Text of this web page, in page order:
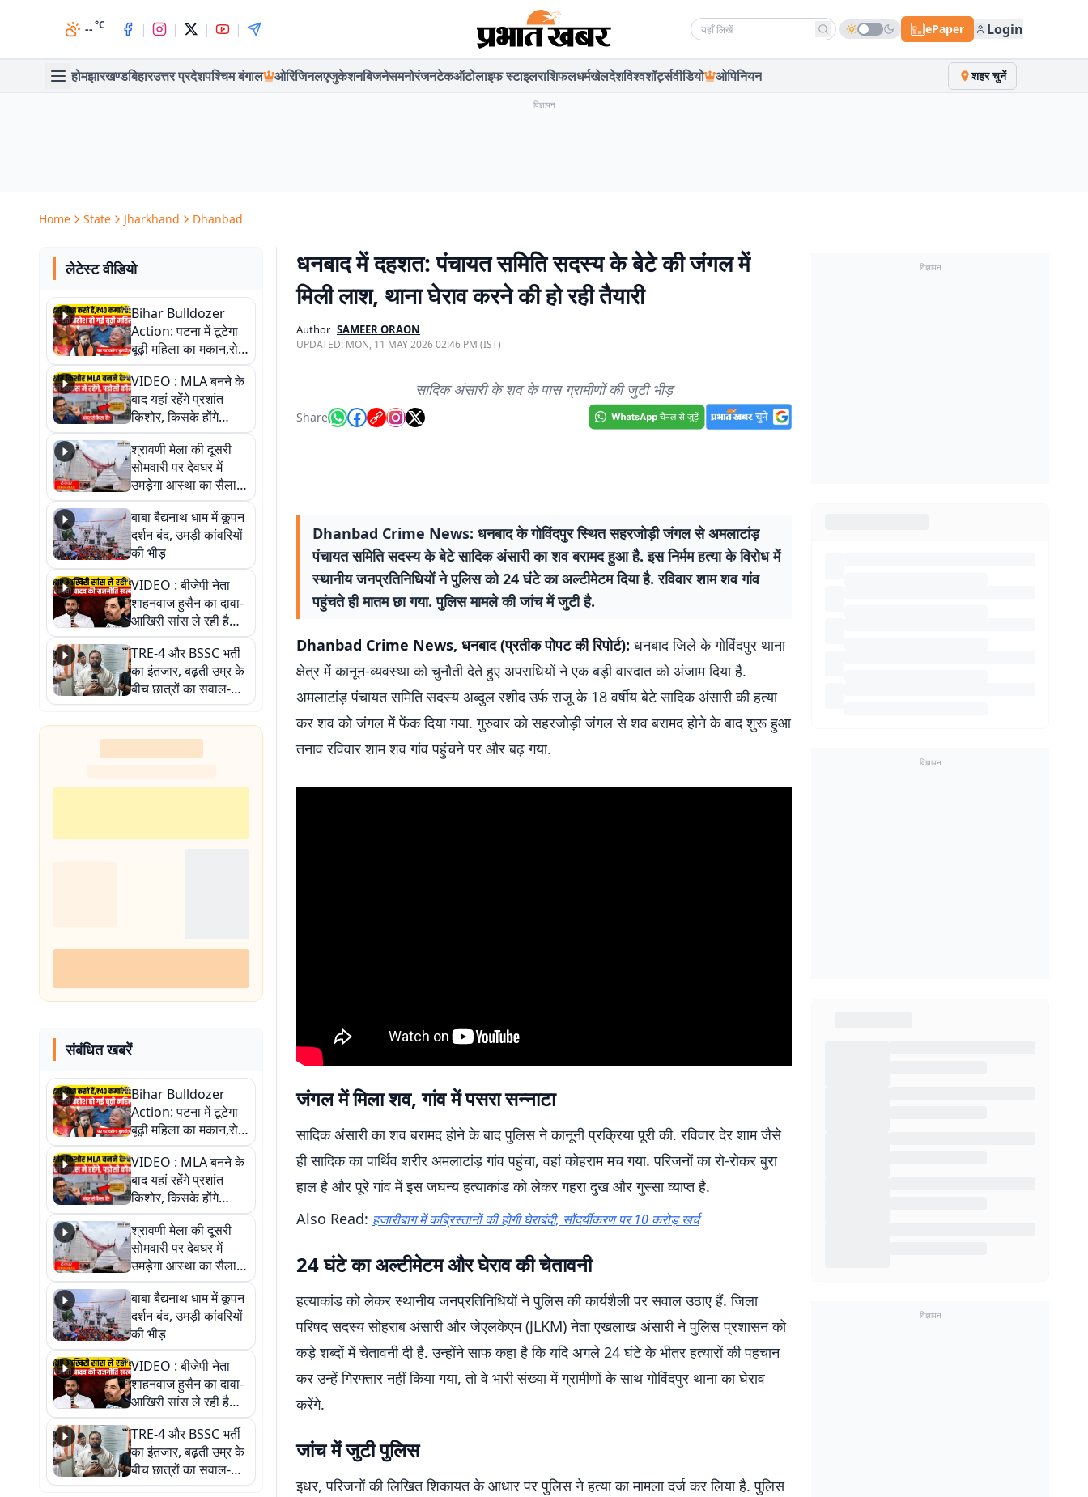
--°C | | | | Search news ePaper Login
होमझारखण्डबिहारउत्तर प्रदेशपश्चिम बंगाल ओरिजिनलएजुकेशनबिजनेसमनोरंजनटेकऑटोलाइफ स्टाइलराशिफलधर्मखेलदेशविश्वशॉर्ट्सवीडियो ओपिनियन शहर चुनें
विज्ञापन
Home State Jharkhand Dhanbad
लेटेस्ट वीडियो
Bihar Bulldozer
Action: पटना में टूटेगा
बूढ़ी महिला का मकान,रोते
रोते हुई बेहोश; वीडियो में
देखिए पूरा मामला
VIDEO : MLA बनने के
बाद यहां रहेंगे प्रशांत
किशोर, किसके होंगे
पड़ोसी? वीडियो में देखिए
कैसा है पीके का नया
ठिकाना
श्रावणी मेला की दूसरी
सोमवारी पर देवघर में
उमड़ेगा आस्था का सैलाब,
तीन लाख से अधिक
श्रद्धालुओं के पहुंचने का
अनुमान
बाबा बैद्यनाथ धाम में कूपन
दर्शन बंद, उमड़ी कांवरियों
की भीड़
VIDEO : बीजेपी नेता
शाहनवाज हुसैन का दावा-
आखिरी सांस ले रही है
RJD, तेजस्वी को लेकर
क्या कहा, सुनिए
TRE-4 और BSSC भर्ती
का इंतजार, बढ़ती उम्र के
बीच छात्रों का सवाल-
आखिर कब आएगी बहाली?
देखें वीडियो
संबंधित खबरें
Bihar Bulldozer
Action: पटना में टूटेगा
बूढ़ी महिला का मकान,रोते
रोते हुई बेहोश; वीडियो में
देखिए पूरा मामला
VIDEO : MLA बनने के
बाद यहां रहेंगे प्रशांत
किशोर, किसके होंगे
पड़ोसी? वीडियो में देखिए
कैसा है पीके का नया
ठिकाना
श्रावणी मेला की दूसरी
सोमवारी पर देवघर में
उमड़ेगा आस्था का सैलाब,
तीन लाख से अधिक
श्रद्धालुओं के पहुंचने का
अनुमान
बाबा बैद्यनाथ धाम में कूपन
दर्शन बंद, उमड़ी कांवरियों
की भीड़
VIDEO : बीजेपी नेता
शाहनवाज हुसैन का दावा-
आखिरी सांस ले रही है
RJD, तेजस्वी को लेकर
क्या कहा, सुनिए
TRE-4 और BSSC भर्ती
का इंतजार, बढ़ती उम्र के
बीच छात्रों का सवाल-
आखिर कब आएगी बहाली?
धनबाद में दहशत: पंचायत समिति सदस्य के बेटे की जंगल में
मिली लाश, थाना घेराव करने की हो रही तैयारी
Author SAMEER ORAON
UPDATED: MON, 11 MAY 2026 02:46 PM (IST)
सादिक अंसारी के शव के पास ग्रामीणों की जुटी भीड़
Share
Dhanbad Crime News: धनबाद के गोविंदपुर स्थित सहरजोड़ी जंगल से अमलाटांड़
पंचायत समिति सदस्य के बेटे सादिक अंसारी का शव बरामद हुआ है. इस निर्मम हत्या के विरोध में
स्थानीय जनप्रतिनिधियों ने पुलिस को 24 घंटे का अल्टीमेटम दिया है. रविवार शाम शव गांव
पहुंचते ही मातम छा गया. पुलिस मामले की जांच में जुटी है.
Dhanbad Crime News, धनबाद (प्रतीक पोपट की रिपोर्ट): धनबाद जिले के गोविंदपुर थाना
क्षेत्र में कानून-व्यवस्था को चुनौती देते हुए अपराधियों ने एक बड़ी वारदात को अंजाम दिया है.
अमलाटांड़ पंचायत समिति सदस्य अब्दुल रशीद उर्फ राजू के 18 वर्षीय बेटे सादिक अंसारी की हत्या
कर शव को जंगल में फेंक दिया गया. गुरुवार को सहरजोड़ी जंगल से शव बरामद होने के बाद शुरू हुआ
तनाव रविवार शाम शव गांव पहुंचने पर और बढ़ गया.
जंगल में मिला शव, गांव में पसरा सन्नाटा
सादिक अंसारी का शव बरामद होने के बाद पुलिस ने कानूनी प्रक्रिया पूरी की. रविवार देर शाम जैसे
ही सादिक का पार्थिव शरीर अमलाटांड़ गांव पहुंचा, वहां कोहराम मच गया. परिजनों का रो-रोकर बुरा
हाल है और पूरे गांव में इस जघन्य हत्याकांड को लेकर गहरा दुख और गुस्सा व्याप्त है.
Also Read: हजारीबाग में कब्रिस्तानों की होगी घेराबंदी, सौंदर्यीकरण पर 10 करोड़ खर्च
24 घंटे का अल्टीमेटम और घेराव की चेतावनी
हत्याकांड को लेकर स्थानीय जनप्रतिनिधियों ने पुलिस की कार्यशैली पर सवाल उठाए हैं. जिला
परिषद सदस्य सोहराब अंसारी और जेएलकेएम (JLKM) नेता एखलाख अंसारी ने पुलिस प्रशासन को
कड़े शब्दों में चेतावनी दी है. उन्होंने साफ कहा है कि यदि अगले 24 घंटे के भीतर हत्यारों की पहचान
कर उन्हें गिरफ्तार नहीं किया गया, तो वे भारी संख्या में ग्रामीणों के साथ गोविंदपुर थाना का घेराव
करेंगे.
जांच में जुटी पुलिस
इधर, परिजनों की लिखित शिकायत के आधार पर पुलिस ने हत्या का मामला दर्ज कर लिया है. पुलिस
विज्ञापन
विज्ञापन
विज्ञापन